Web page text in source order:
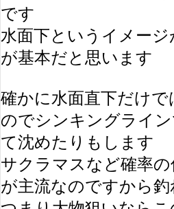
です
水面下というイメー
が基本だと思います
確かに水面直下だけ
のでシンキングライ
て沈めたりもします
サクラマスなど確率
が主流なのですから